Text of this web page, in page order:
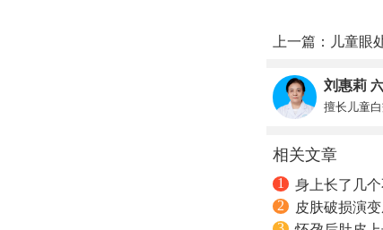
上一篇： 儿童眼
刘惠莉
擅长儿童
相关文章
1
身上长了几
2
皮肤破损演